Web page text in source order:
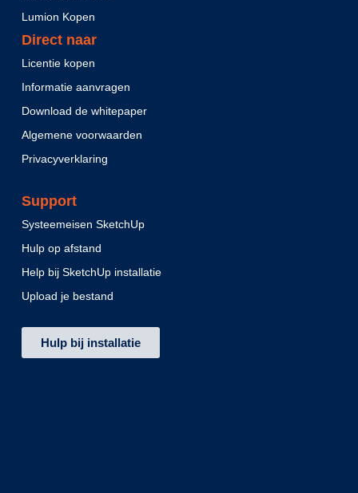
Lumion Kopen
Direct naar
Licentie kopen
Informatie aanvragen
Download de whitepaper
Algemene voorwaarden
Privacyverklaring
Support
Systeemeisen SketchUp
Hulp op afstand
Help bij SketchUp installatie
Upload je bestand
Hulp bij installatie